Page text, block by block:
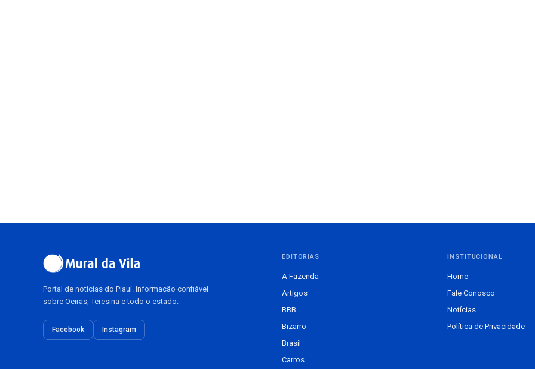
Portal de notícias do Piauí. Informação confiável
sobre Oeiras, Teresina e todo o estado.
Facebook Instagram
EDITORIAS
A Fazenda
Artigos
BBB
Bizarro
Brasil
Carros
INSTITUCIONAL
Home
Fale Conosco
Notícias
Política de Privacidade